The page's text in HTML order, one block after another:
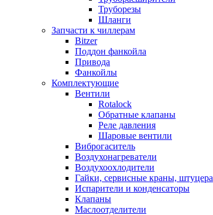
Труборезы
Шланги
Запчасти к чиллерам
Bitzer
Поддон фанкойла
Привода
Фанкойлы
Комплектующие
Вентили
Rotalock
Обратные клапаны
Реле давления
Шаровые вентили
Виброгаситель
Воздухонагреватели
Воздухоохлодители
Гайки, сервисные краны, штуцера
Испарители и конденсаторы
Клапаны
Маслоотделители